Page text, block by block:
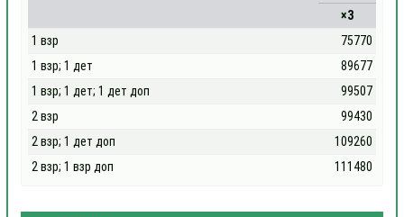
×3
1 взр
75770
1 взр; 1 дет
89677
1 взр; 1 дет; 1 дет доп
99507
2 взр
99430
2 взр; 1 дет доп
109260
2 взр; 1 взр доп
111480